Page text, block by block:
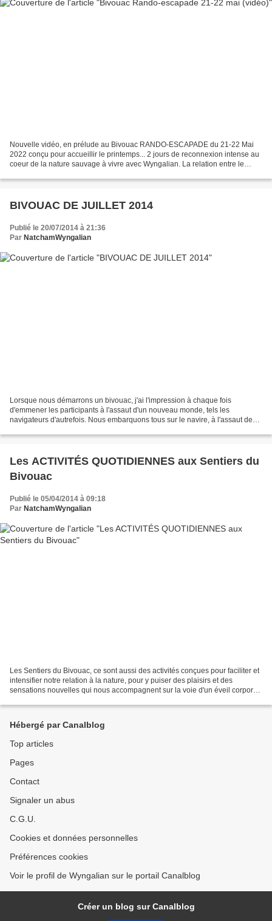
Nouvelle vidéo, en prélude au Bivouac RANDO-ESCAPADE du 21-22 Mai
2022 conçu pour accueillir le printemps... 2 jours de reconnexion intense au
coeur de la nature sauvage à vivre avec Wyngalian. La relation entre le
BIVOUAC DE JUILLET 2014
Publié le 20/07/2014 à 21:36
Par NatchamWyngalian
Lorsque nous démarrons un bivouac, j'ai l'impression à chaque fois
d'emmener les participants à l'assaut d'un nouveau monde, tels les
navigateurs d'autrefois. Nous embarquons tous sur le navire, à l'assaut de
Les ACTIVITÉS QUOTIDIENNES aux Sentiers du
Bivouac
Publié le 05/04/2014 à 09:18
Par NatchamWyngalian
Les Sentiers du Bivouac, ce sont aussi des activités conçues pour faciliter et
intensifier notre relation à la nature, pour y puiser des plaisirs et des
sensations nouvelles qui nous accompagnent sur la voie d'un éveil corporel,
Hébergé par Canalblog
Top articles
Pages
Contact
Signaler un abus
C.G.U.
Cookies et données personnelles
Préférences cookies
Voir le profil de Wyngalian sur le portail Canalblog
Créer un blog sur Canalblog